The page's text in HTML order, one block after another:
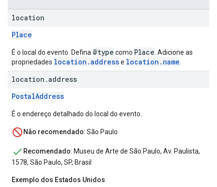
location
Place
É o local do evento. Defina @type como Place . Adicione as
propriedades location.addresse location.name
location .address
PostalAddress
É o endereço detalhado do local do evento.
Não recomendado: São Paulo
Recomendado: Museu de Arte de São Paulo, Av. Paulista,
1578, São Paulo, SP, Brasil
Exemplo dos Estados Unidos